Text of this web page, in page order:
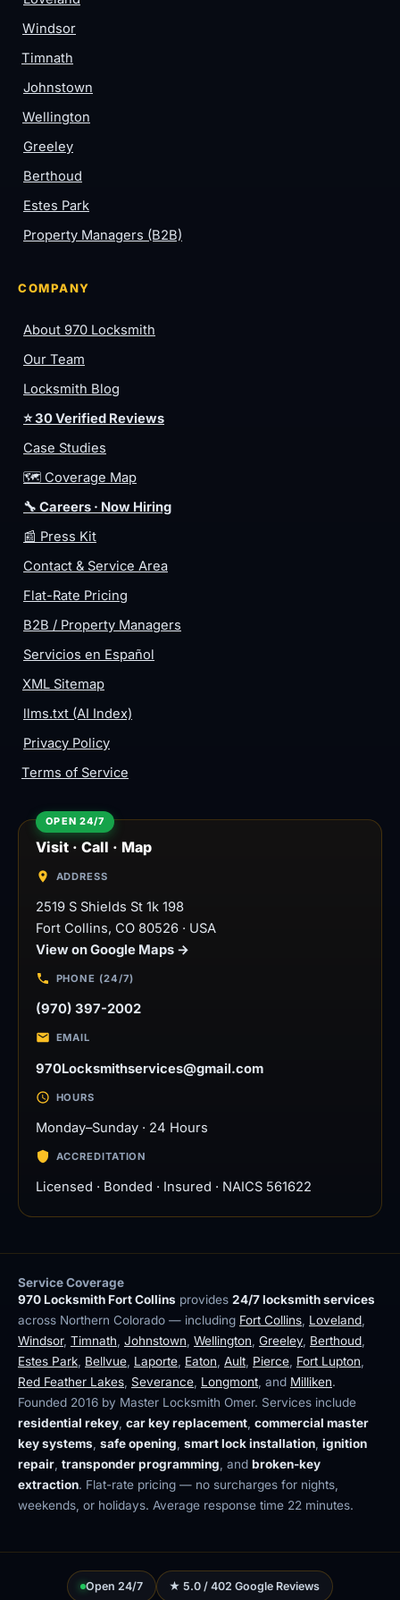
Windsor
Timnath
Johnstown
Wellington
Greeley
Berthoud
Estes Park
Property Managers (B2B)
COMPANY
About 970 Locksmith
Our Team
Locksmith Blog
⭐ 30 Verified Reviews
Case Studies
🗺️ Coverage Map
🔧 Careers · Now Hiring
📰 Press Kit
Contact & Service Area
Flat-Rate Pricing
B2B / Property Managers
Servicios en Español
XML Sitemap
llms.txt (AI Index)
Privacy Policy
Terms of Service
Visit · Call · Map
ADDRESS
2519 S Shields St 1k 198
Fort Collins, CO 80526 · USA
View on Google Maps →
PHONE (24/7)
(970) 397-2002
EMAIL
970Locksmithservices@gmail.com
HOURS
Monday–Sunday · 24 Hours
ACCREDITATION
Licensed · Bonded · Insured · NAICS 561622
Service Coverage
970 Locksmith Fort Collins provides 24/7 locksmith services
across Northern Colorado — including Fort Collins Loveland
Windsor, Timnath Johnstown Wellington Greeley Berthoud
Estes Park Bellvue Laporte Eaton Ault Pierce Fort Lupton
Red Feather Lakes Severance Longmont , and Milliken.
Founded 2016 by Master Locksmith Omer. Services include
residential rekey car key replacement commercial master
key systems safe opening smart lock installation ignition
repair transponder programming , and broken-key
extraction. Flat-rate pricing — no surcharges for nights,
weekends, or holidays. Average response time 22 minutes.
Open 24/7 ★ 5.0 / 402 Google Reviews